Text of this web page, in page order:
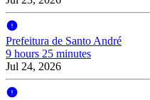
Prefeitura de Santo André
9 hours 25 minutes
Jul 24, 2026